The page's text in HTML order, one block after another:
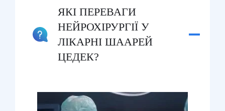
ЯКІ ПЕРЕВАГИ
НЕЙРОХІРУРГІЇ У
ЛІКАРНІ ШААРЕЙ
ЦЕДЕК?